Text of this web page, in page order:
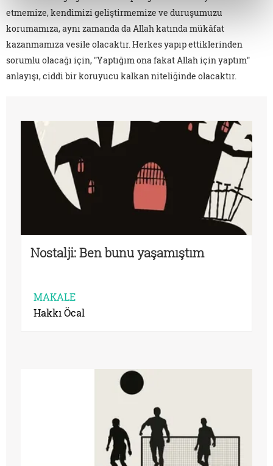
etmemize, kendimizi geliştirmemize ve duruşumuzu
korumamıza, aynı zamanda da Allah katında mükâfat
kazanmamıza vesile olacaktır. Herkes yapıp ettiklerinden
sorumlu olacağı için, "Yaptığım ona fakat Allah için yaptım"
anlayışı, ciddi bir koruyucu kalkan niteliğinde olacaktır.
Nostalji: Ben bunu yaşamıştım
MAKALE
Hakkı Öcal